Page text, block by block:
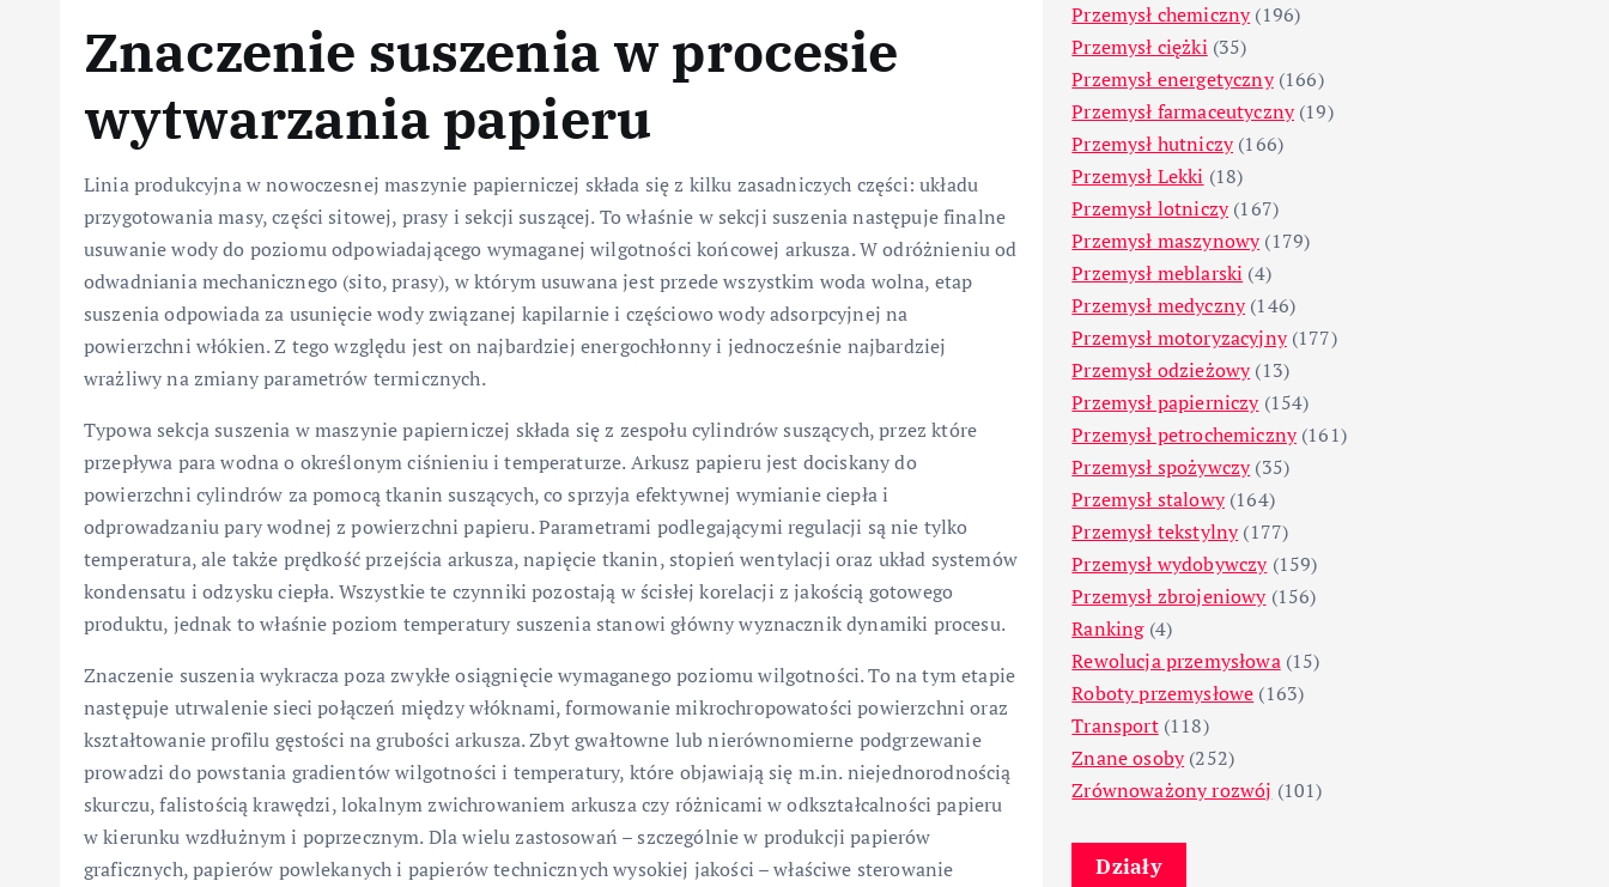
Znaczenie suszenia w procesie
wytwarzania papieru
Linia produkcyjna w nowoczesnej maszynie papierniczej składa się z kilku zasadniczych części: układu
przygotowania masy, części sitowej, prasy i sekcji suszącej. To właśnie w sekcji suszenia następuje finalne
usuwanie wody do poziomu odpowiadającego wymaganej wilgotności końcowej arkusza. W odróżnieniu od
odwadniania mechanicznego (sito, prasy), w którym usuwana jest przede wszystkim woda wolna, etap
suszenia odpowiada za usunięcie wody związanej kapilarnie i częściowo wody adsorpcyjnej na
powierzchni włókien. Z tego względu jest on najbardziej energochłonny i jednocześnie najbardziej
wrażliwy na zmiany parametrów termicznych.
Typowa sekcja suszenia w maszynie papierniczej składa się z zespołu cylindrów suszących, przez które
przepływa para wodna o określonym ciśnieniu i temperaturze. Arkusz papieru jest dociskany do
powierzchni cylindrów za pomocą tkanin suszących, co sprzyja efektywnej wymianie ciepła i
odprowadzaniu pary wodnej z powierzchni papieru. Parametrami podlegającymi regulacji są nie tylko
temperatura, ale także prędkość przejścia arkusza, napięcie tkanin, stopień wentylacji oraz układ systemów
kondensatu i odzysku ciepła. Wszystkie te czynniki pozostają w ścisłej korelacji z jakością gotowego
produktu, jednak to właśnie poziom temperatury suszenia stanowi główny wyznacznik dynamiki procesu.
Znaczenie suszenia wykracza poza zwykłe osiągnięcie wymaganego poziomu wilgotności. To na tym etapie
następuje utrwalenie sieci połączeń między włóknami, formowanie mikrochropowatości powierzchni oraz
kształtowanie profilu gęstości na grubości arkusza. Zbyt gwałtowne lub nierównomierne podgrzewanie
prowadzi do powstania gradientów wilgotności i temperatury, które objawiają się m.in. niejednorodnością
skurczu, falistością krawędzi, lokalnym zwichrowaniem arkusza czy różnicami w odkształcalności papieru
w kierunku wzdłużnym i poprzecznym. Dla wielu zastosowań – szczególnie w produkcji papierów
graficznych, papierów powlekanych i papierów technicznych wysokiej jakości – właściwe sterowanie
Przemysł chemiczny(196)
Przemysł ciężki (35)
Przemysł energetyczny(166)
Przemysł farmaceutyczny(19)
Przemysł hutniczy(166)
Przemysł Lekki (18)
Przemysł lotniczy(167)
Przemysł maszynowy(179)
Przemysł meblarski (4)
Przemysł medyczny(146)
Przemysł motoryzacyjny(177)
Przemysł odzieżowy(13)
Przemysł papierniczy(154)
Przemysł petrochemiczny(161)
Przemysł spożywczy(35)
Przemysł stalowy(164)
Przemysł tekstylny(177)
Przemysł wydobywczy(159)
Przemysł zbrojeniowy(156)
Ranking(4)
Rewolucja przemysłowa(15)
Roboty przemysłowe (163)
Transport(118)
Znane osoby(252)
Zrównoważony rozwój (101)
Działy